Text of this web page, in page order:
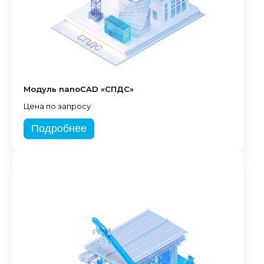
Модуль nanoCAD «СПДС»
Цена по запросу
Подробнее